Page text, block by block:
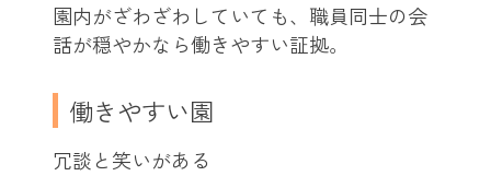
園内がざわざわしていても、職員同士の会
話が穏やかなら働きやすい証拠。
働きやすい園
冗談と笑いがある